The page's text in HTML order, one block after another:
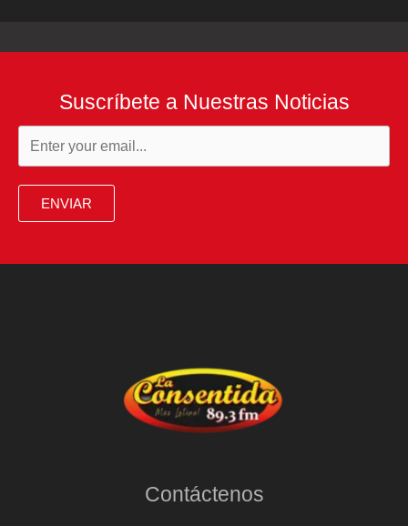
Suscríbete a Nuestras Noticias
ENVIAR
Contáctenos